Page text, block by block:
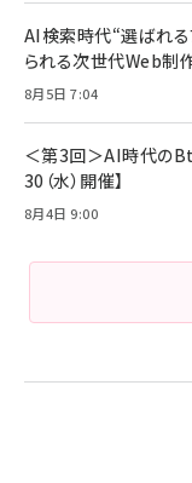
ド
17
￥
￥
AI検索時代“選ばれる
られる次世代Web制
8月5日 7:04
＜第3回＞AI時代の
30（水）開催】
8月4日 9:00